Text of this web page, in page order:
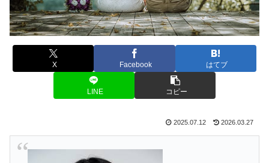
X Facebook はてブ
LINE コピー
2025.07.12 2026.03.27